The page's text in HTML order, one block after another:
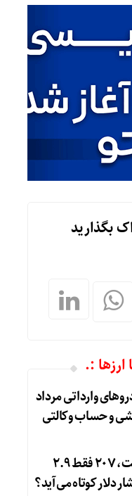
بگذارید
ارزها :.
وارداتی مرداد
دلار ۴ درصد ریخت، ۲۰۷ فقط ۲.۹
دلار کوتاه می‌آید؟